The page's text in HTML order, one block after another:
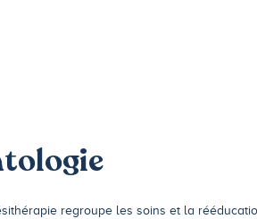
regroupe les soins et la